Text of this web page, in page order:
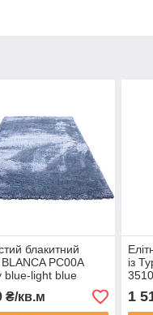
блакитний
PC00A
blue-light blue
₴/кв.м
із
1